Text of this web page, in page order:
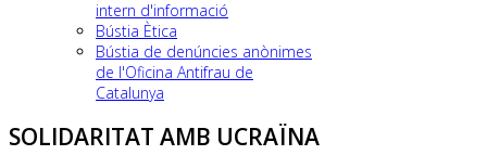
intern d'informació
Bústia Ètica
Bústia de denúncies anònimes
de l'Oficina Antifrau de
Catalunya
SOLIDARITAT AMB UCRAÏNA